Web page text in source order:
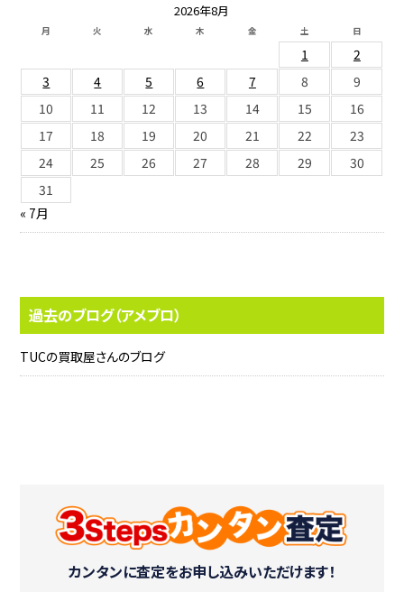
2026年8月
月 火 水 木 金 土 日
1
2
3
4 5 6 7 8
9
10
11 12 13 14 15
16
17
18 19 20 21 22
23
24
25 26 27 28 29
30
31
« 7月
過去のブログ（アメブロ）
TUCの買取屋さんのブログ
カンタンに査定をお申し込みいただけます！